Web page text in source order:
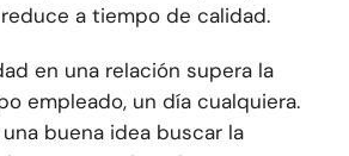
a tiempo de calidad.
en una relación supera la
empleado, un día cualquiera.
buena idea buscar la